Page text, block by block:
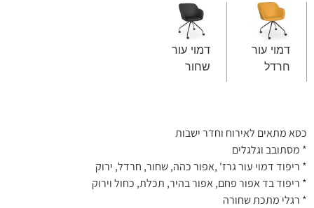
כסא מתאים לאירוח וחדר ישבות
* מסתובב וגלגלים
* ריפוד דמוי עור גרז' ,אפור כהה, שחור, חרדל, ירוק
* ריפוד בד אפור פחם, אפור בהיר, תכלת, כחול וירוק
* רגלי מתכת שחורה
דמוי עור
חרדל
דמוי עור
שחור